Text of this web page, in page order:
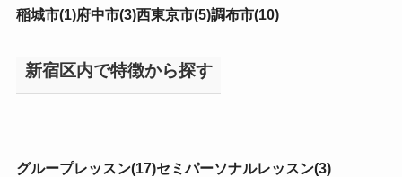
稲城市(1)府中市(3)西東京市(5)調布市(10)
新宿区内で特徴から探す
グループレッスン(17)セミパーソナルレッスン(3)